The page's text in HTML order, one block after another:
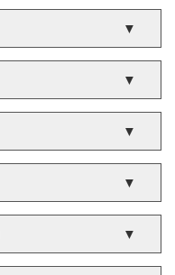
▼
▼
▼
▼
▼